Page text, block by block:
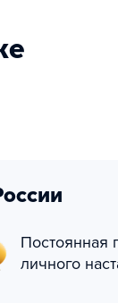
Постоянная
личного